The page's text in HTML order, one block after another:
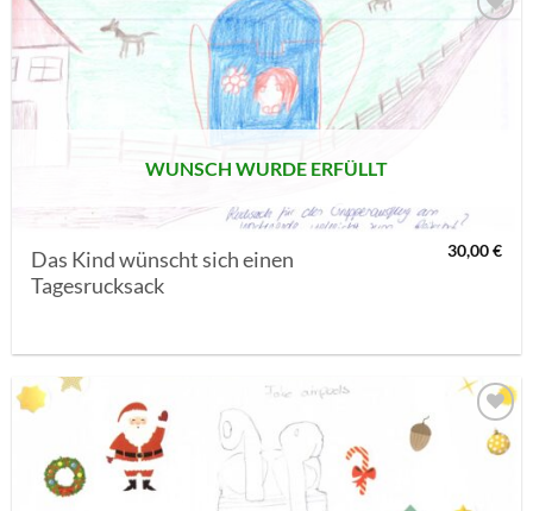
AUF MEINE
MERKLISTE
SETZEN
WUNSCH WURDE ERFÜLLT
Das Kind wünscht sich einen
Tagesrucksack
30,00€
AUF MEINE